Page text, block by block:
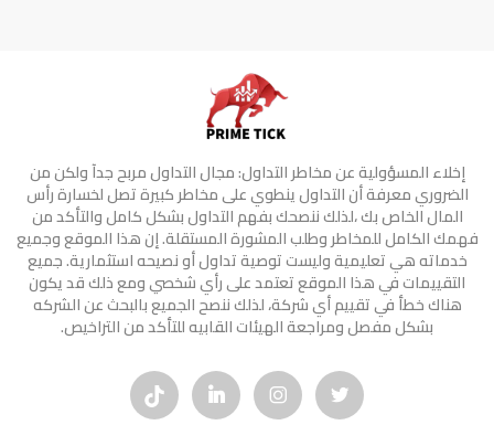
إخلاء المسؤولية عن مخاطر التداول: مجال التداول مربح جدآ ولكن من
الضروري معرفة أن التداول ينطوي على مخاطر كبيرة تصل لخسارة رأس
المال الخاص بك ،لذلك ننصحك بفهم التداول بشكل كامل والتأكد من
فهمك الكامل للمخاطر وطلب المشورة المستقلة. إن هذا الموقع وجميع
خدماته هي تعليمية وليست توصية تداول أو نصيحه استثمارية. جميع
التقييمات في هذا الموقع تعتمد على رأي شخصي ومع ذلك قد يكون
هناك خطأ في تقييم أي شركة، لذلك ننصح الجميع بالبحث عن الشركه
بشكل مفصل ومراجعة الهيئات القابيه للتأكد من التراخيص.